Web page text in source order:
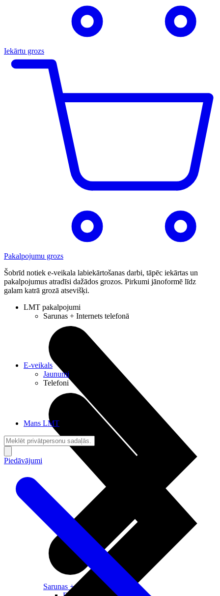
Iekārtu grozs
Pakalpojumu grozs
Šobrīd notiek e-veikala labiekārtošanas darbi, tāpēc iekārtas un
pakalpojumus atradīsi dažādos grozos. Pirkumi jānoformē līdz
galam katrā grozā atsevišķi.
LMT pakalpojumi
Sarunas + Internets telefonā
Sarunas + Internets
E-veikals
Jaunumi
Telefoni
Mans LMT
Piedāvājumi